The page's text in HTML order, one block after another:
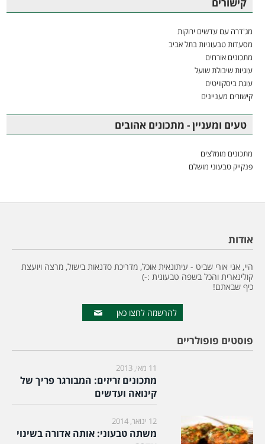
מג'דרה עם עדשים ירוקות
מסעדות טבעוניות בתל אביב
מתכונים אורחים
עוגיות שיבולת שועל
עוגת ביסקוויטים
קישורים מעניינים
טעים ומעניין - מתכונים אהובים
מתכונים מומלצים
פנקייק טבעוני מושלם
אודות
היי, אני אורי שביט - עיתונאית אוכל, מדריכת סדנאות בישול, מרצה ויועצת
קולינארית והכל בשפה טבעונית :-)
כיף שבאתם!
להרשמה לחצו כאן
פוסטים פופולריים
11 מאי, 2013
מתכונים זריזים: המבורגר פריך של
קינואה ועדשים
12 ינואר, 2014
משתה טבעוני: אותה אדורה בשינוי